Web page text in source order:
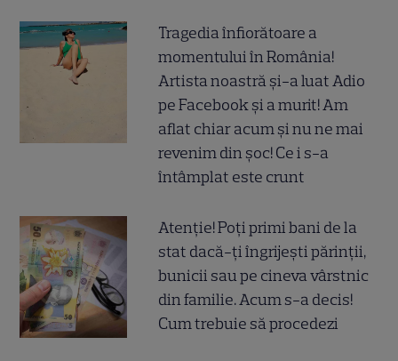
Tragedia înfiorătoare a
momentului în România!
Artista noastră și-a luat Adio
pe Facebook și a murit! Am
aflat chiar acum și nu ne mai
revenim din șoc! Ce i s-a
întâmplat este crunt
Atenție! Poți primi bani de la
stat dacă-ți îngrijești părinții,
bunicii sau pe cineva vârstnic
din familie. Acum s-a decis!
Cum trebuie să procedezi